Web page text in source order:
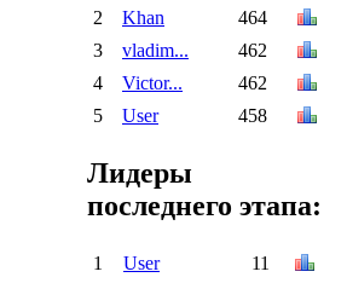
2
Khan
464
3
vladim...
462
4
Victor...
462
5
User 458
Лидеры
последнего этапа:
1 User
11